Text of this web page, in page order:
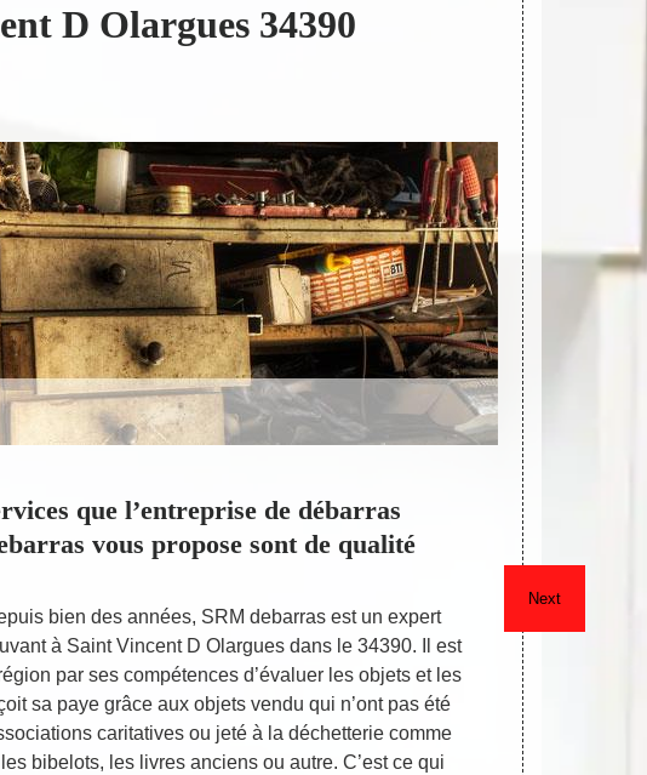
D Olargues 34390
que l’entreprise de débarras
vous propose sont de qualité
bien des années, SRM debarras est un expert
à Saint Vincent D Olargues dans le 34390. Il est
par ses compétences d’évaluer les objets et les
sa paye grâce aux objets vendu qui n’ont pas été
caritatives ou jeté à la déchetterie comme
bibelots, les livres anciens ou autre. C’est ce qui
Next